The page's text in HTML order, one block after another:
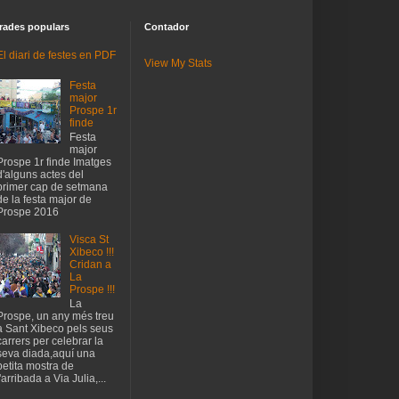
populars
diari de festes en PDF
Festa
major
Prospe 1r
finde
Festa
major
1r finde Imatges
actes del
cap de setmana
la festa major de
2016
Visca St
Xibeco !!!
Cridan a
La
Prospe !!!
La
un any més treu
Sant Xibeco pels seus
per celebrar la
diada,aquí una
mostra de
a Via Julia,...
Contador
View My Stats